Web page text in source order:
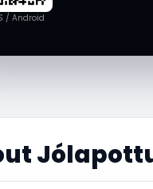
/ Android